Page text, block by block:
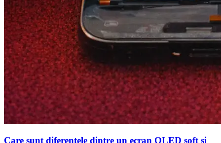
Care sunt diferentele dintre un ecran OLED soft si